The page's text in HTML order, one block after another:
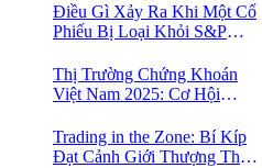
Điều Gì Xảy Ra Khi Một Cổ
Phiếu Bị Loại Khỏi S&P
Thị Trường Chứng Khoán
Việt Nam 2025: Cơ Hội
Index 🤑
Trading in the Zone: Bí Kíp
Đạt Cảnh Giới Thượng Thừa